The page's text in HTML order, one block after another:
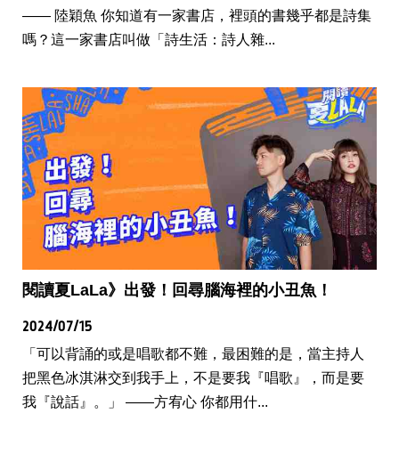
—— 陸穎魚 你知道有一家書店，裡頭的書幾乎都是詩集
嗎？這一家書店叫做「詩生活：詩人雜...
閱讀夏LaLa》出發！回尋腦海裡的小丑魚！
2024/07/15
「可以背誦的或是唱歌都不難，最困難的是，當主持人
把黑色冰淇淋交到我手上，不是要我『唱歌』，而是要
我『說話』。」 ——方宥心 你都用什...